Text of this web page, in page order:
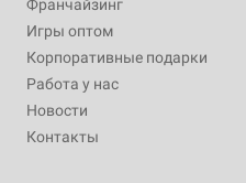
Франчайзинг
Игры оптом
Корпоративные подарки
Работа у нас
Новости
Контакты